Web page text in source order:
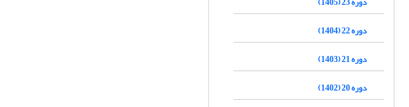
دوره 22 (1404)
دوره 21 (1403)
دوره 20 (1402)